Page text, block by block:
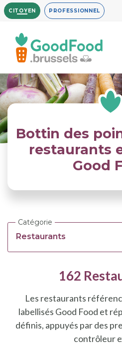
Aller
au
contenu
principal
CITOYEN PROFESSIONNEL
Bottin des
restaurants
Good
Catégorie
Restaurants
162
Les restaurants
labellisés Good Food et
définis, appuyés par des
contrôleur